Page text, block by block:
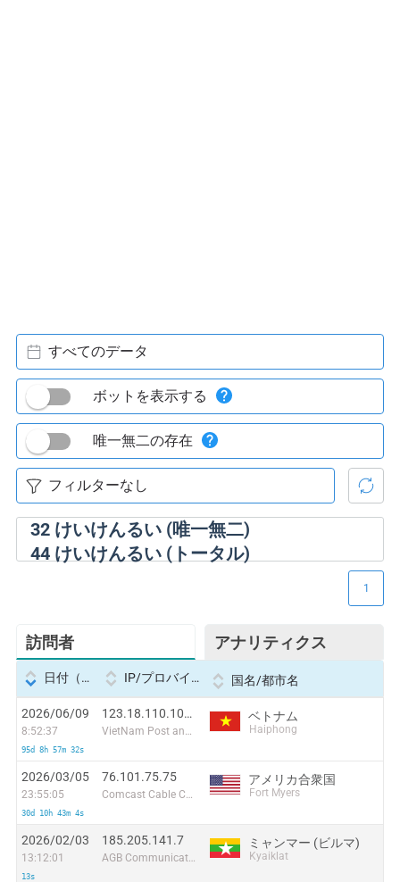
32けいけんるい (唯一無二)
44けいけんるい (トータル)
すべてのデータ
ボットを表示する
唯一無二の存在
訪問者 アナリティクス
1
日付（Datetime IP/プロバイダー 国名/都市名
2026/06/09
8:52:37
95d 8h 57m 32s
123.18.110.101:47344
VietNam Post and Telecom Corporation
ベトナム
Haiphong
2026/03/05
23:55:05
30d 10h 43m 4s
76.101.75.75
Comcast Cable Communications, LLC
アメリカ合衆国
Fort Myers
2026/02/03
13:12:01
13s
185.205.141.7
AGB Communication Co.Ltd
ミャンマー (ビルマ)
Kyaiklat